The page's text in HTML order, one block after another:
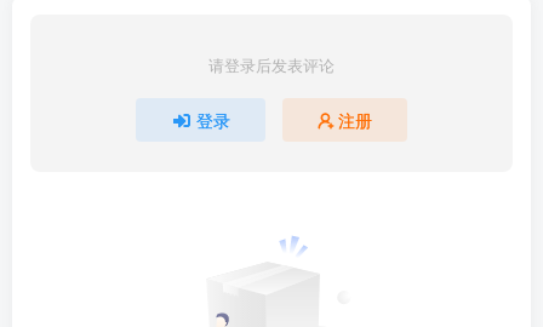
请登录后发表评论
登录 注册